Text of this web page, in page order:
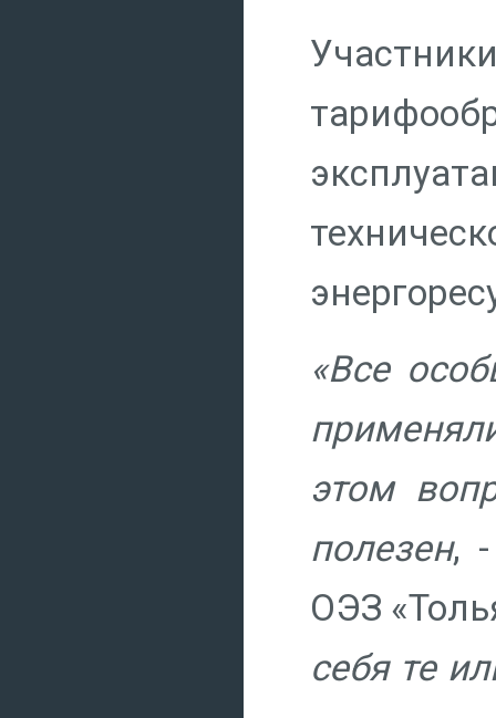
«Все
этом
полезен, -
ОЭЗ
себя те